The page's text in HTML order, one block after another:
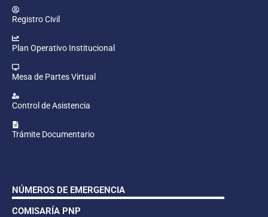
Registro Civil
Plan Operativo Institucional
Mesa de Partes Virtual
Control de Asistencia
Trámite Documentario
NÚMEROS DE EMERGENCIA
COMISARÍA PNP